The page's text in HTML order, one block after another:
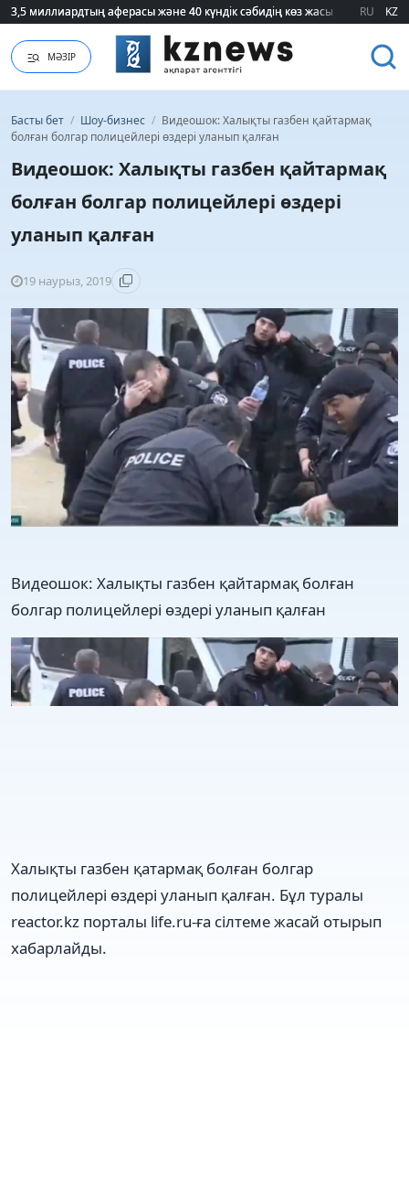
3,5 миллиардтың аферасы және 40 күндік сәбидің көз жасы:
3,5 миллиардтың аферасы және 40 күндік сәбидің көз жасы: RU KZ
МӘЗІР
Басты бет / Шоу-бизнес / Видеошок: Халықты газбен қайтармақ
болған болгар полицейлері өздері уланып қалған
Видеошок: Халықты газбен қайтармақ
болған болгар полицейлері өздері
уланып қалған
19 наурыз, 2019
Видеошок: Халықты газбен қайтармақ болған
болгар полицейлері өздері уланып қалған
Халықты газбен қатармақ болған болгар
полицейлері өздері уланып қалған. Бұл туралы
reactor.kz порталы life.ru-ға сілтеме жасай отырып
хабарлайды.